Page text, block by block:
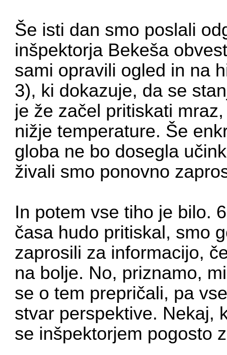
Še isti dan smo poslali
inšpektorja Bekeša
sami opravili ogled in na
3), ki dokazuje, da se
je že začel pritiskati
nižje temperature. Še
globa ne bo dosegla
živali smo ponovno
In potem vse tiho je bilo.
časa hudo pritiskal, smo
zaprosili za informacijo,
na bolje. No, priznamo,
se o tem prepričali, pa
stvar perspektive. Nekaj,
se inšpektorjem pogosto